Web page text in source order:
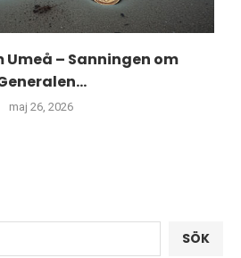
Umeå – Sanningen om
maj 26, 2026
SÖK